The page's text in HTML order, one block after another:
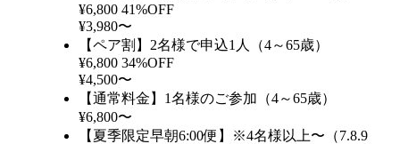
¥6,800 41%OFF
¥3,980〜
【ペア割】2名様で申込1人（4～65歳）
¥6,800 34%OFF
¥4,500〜
【通常料金】1名様のご参加（4～65歳）
¥6,800〜
【夏季限定早朝6:00便】※4名様以上〜（7.8.9